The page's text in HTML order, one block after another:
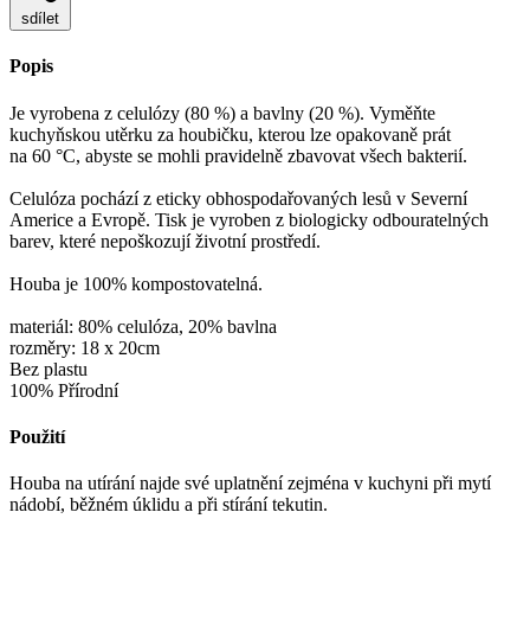
sdílet
Popis
Je vyrobena z celulózy (80 %) a bavlny (20 %). Vyměňte
kuchyňskou utěrku za houbičku, kterou lze opakovaně prát
na 60 °C, abyste se mohli pravidelně zbavovat všech bakterií.
Celulóza pochází z eticky obhospodařovaných lesů v Severní
Americe a Evropě. Tisk je vyroben z biologicky odbouratelných
barev, které nepoškozují životní prostředí.
Houba je 100% kompostovatelná.
materiál: 80% celulóza, 20% bavlna
rozměry: 18 x 20cm
Bez plastu
100% Přírodní
Použití
Houba na utírání najde své uplatnění zejména v kuchyni při mytí
nádobí, běžném úklidu a při stírání tekutin.